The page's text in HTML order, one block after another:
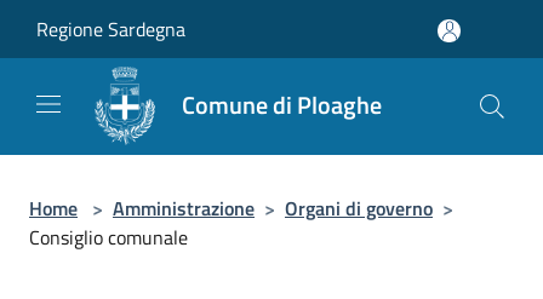
Regione Sardegna
Comune di Ploaghe
Home > Amministrazione > Organi di governo >
Consiglio comunale